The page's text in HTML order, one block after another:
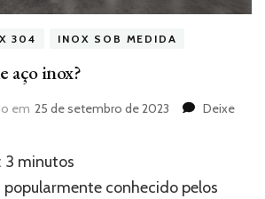
304 INOX SOB MEDIDA
aço inox?
em 25 de setembro de 2023
Deixe
3 minutos
conhecido pelos